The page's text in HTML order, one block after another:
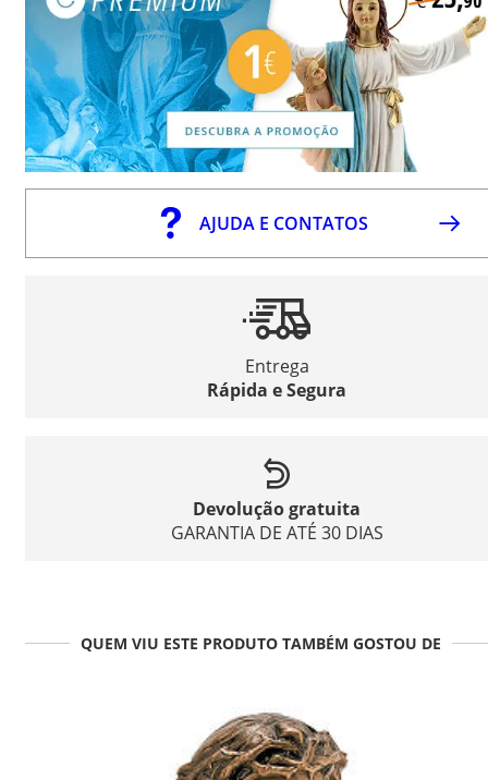
AJUDA E CONTATOS
Entrega
Rápida e Segura
Devolução gratuita
GARANTIA DE ATÉ 30 DIAS
QUEM VIU ESTE PRODUTO TAMBÉM GOSTOU DE